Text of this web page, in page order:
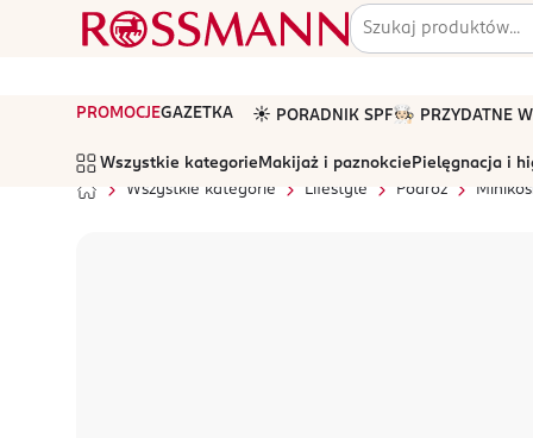
PROMOCJEGAZETKA ☀️ PORADNIK SPF🧑🏻‍🍳 PRZYDATNE
Wszystkie kategorie Makijaż i paznokcie Pielęgnacja i
Wszystkie kategorie
Lifestyle Podróż